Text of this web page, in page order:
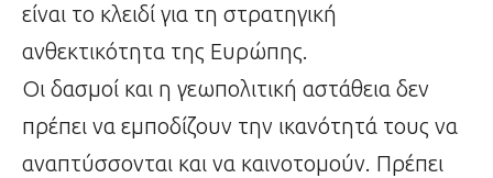
είναι το κλειδί για τη στρατηγική
ανθεκτικότητα της Ευρώπης.
Οι δασμοί και η γεωπολιτική αστάθεια δεν
πρέπει να εμποδίζουν την ικανότητά τους να
αναπτύσσονται και να καινοτομούν. Πρέπει